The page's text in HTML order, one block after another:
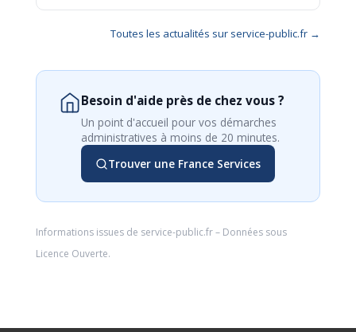
Toutes les actualités sur service-public.fr →
Besoin d'aide près de chez vous ?
Un point d'accueil pour vos démarches
administratives à moins de 20 minutes.
Trouver une France Services
Informations issues de service-public.fr– Données sous
Licence Ouverte.